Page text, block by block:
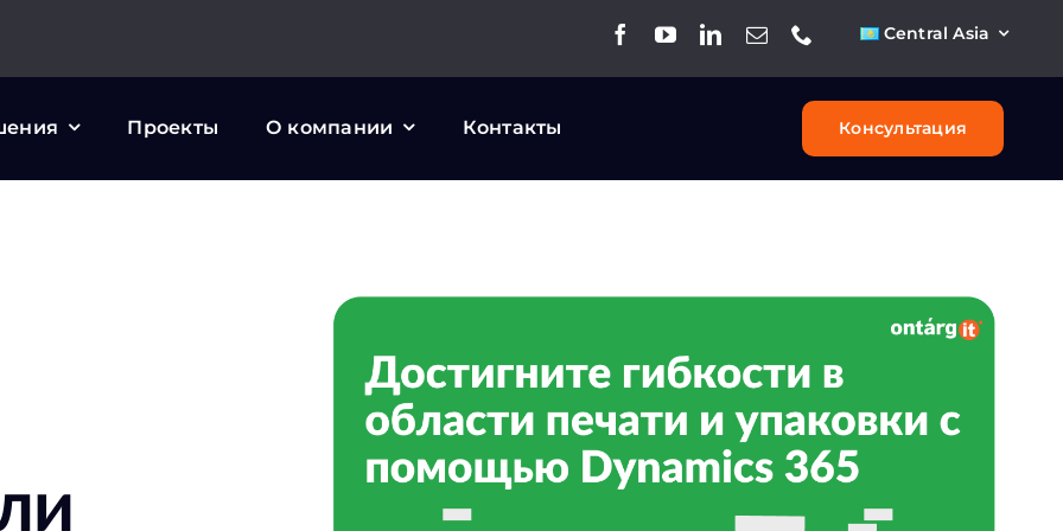
Central Asia
Проекты О компании Контакты Консультация